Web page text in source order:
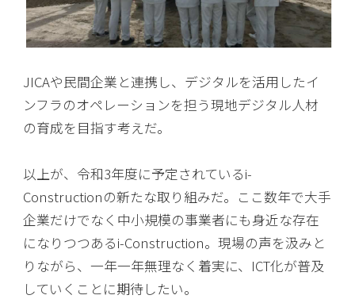
JICAや民間企業と連携し、デジタルを活用したイ
ンフラのオペレーションを担う現地デジタル人材
の育成を目指す考えだ。
以上が、令和3年度に予定されているi-
Constructionの新たな取り組みだ。ここ数年で大手
企業だけでなく中小規模の事業者にも身近な存在
になりつつあるi-Construction。現場の声を汲みと
りながら、一年一年無理なく着実に、ICT化が普及
していくことに期待したい。